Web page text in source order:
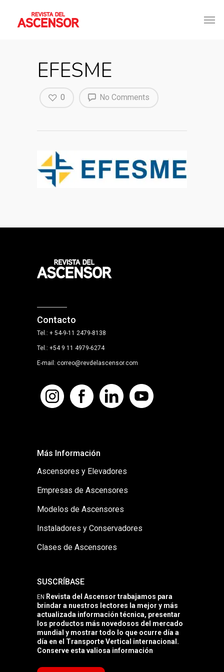
EFESME
No Comments
0
Contacto
Tel.: + 54-9-11 2479-8138
Tel.: +54 9 11 4979-6274
E-mail: correo@revdelascensor.com
Más Información
Ascensores y Elevadores
Empresas de Ascensores
Modelos de Ascensores
Instaladores y Conservadores
Clases de Ascensores
SUSCRÍBASE
EN Revista del Ascensor trabajamos para
brindar a nuestros lectores la mejor y más
actualizada información técnica, presentar
los productos más novedosos del mercado
mundial y mostrar todo lo que ocurre día a
día en el Transporte Vertical internacional.
Conserve esta valiosa información